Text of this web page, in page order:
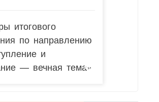
итогового
по направлению
и
— вечная тема»